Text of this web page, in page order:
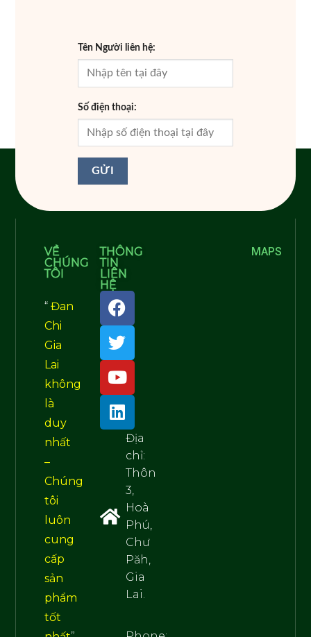
Tên Người liên hệ:
Số điện thoại:
VỀ
CHÚNG
TÔI
“Đan
Chi
Gia
Lai
không
là
duy
nhất
–
Chúng
tôi
luôn
cung
cấp
sản
phẩm
tốt
THÔNG
TIN
LIÊN
HỆ
Địa
chỉ:
Thôn
3,
Hoà
Phú,
Chư
Păh,
Gia
Lai.
MAPS